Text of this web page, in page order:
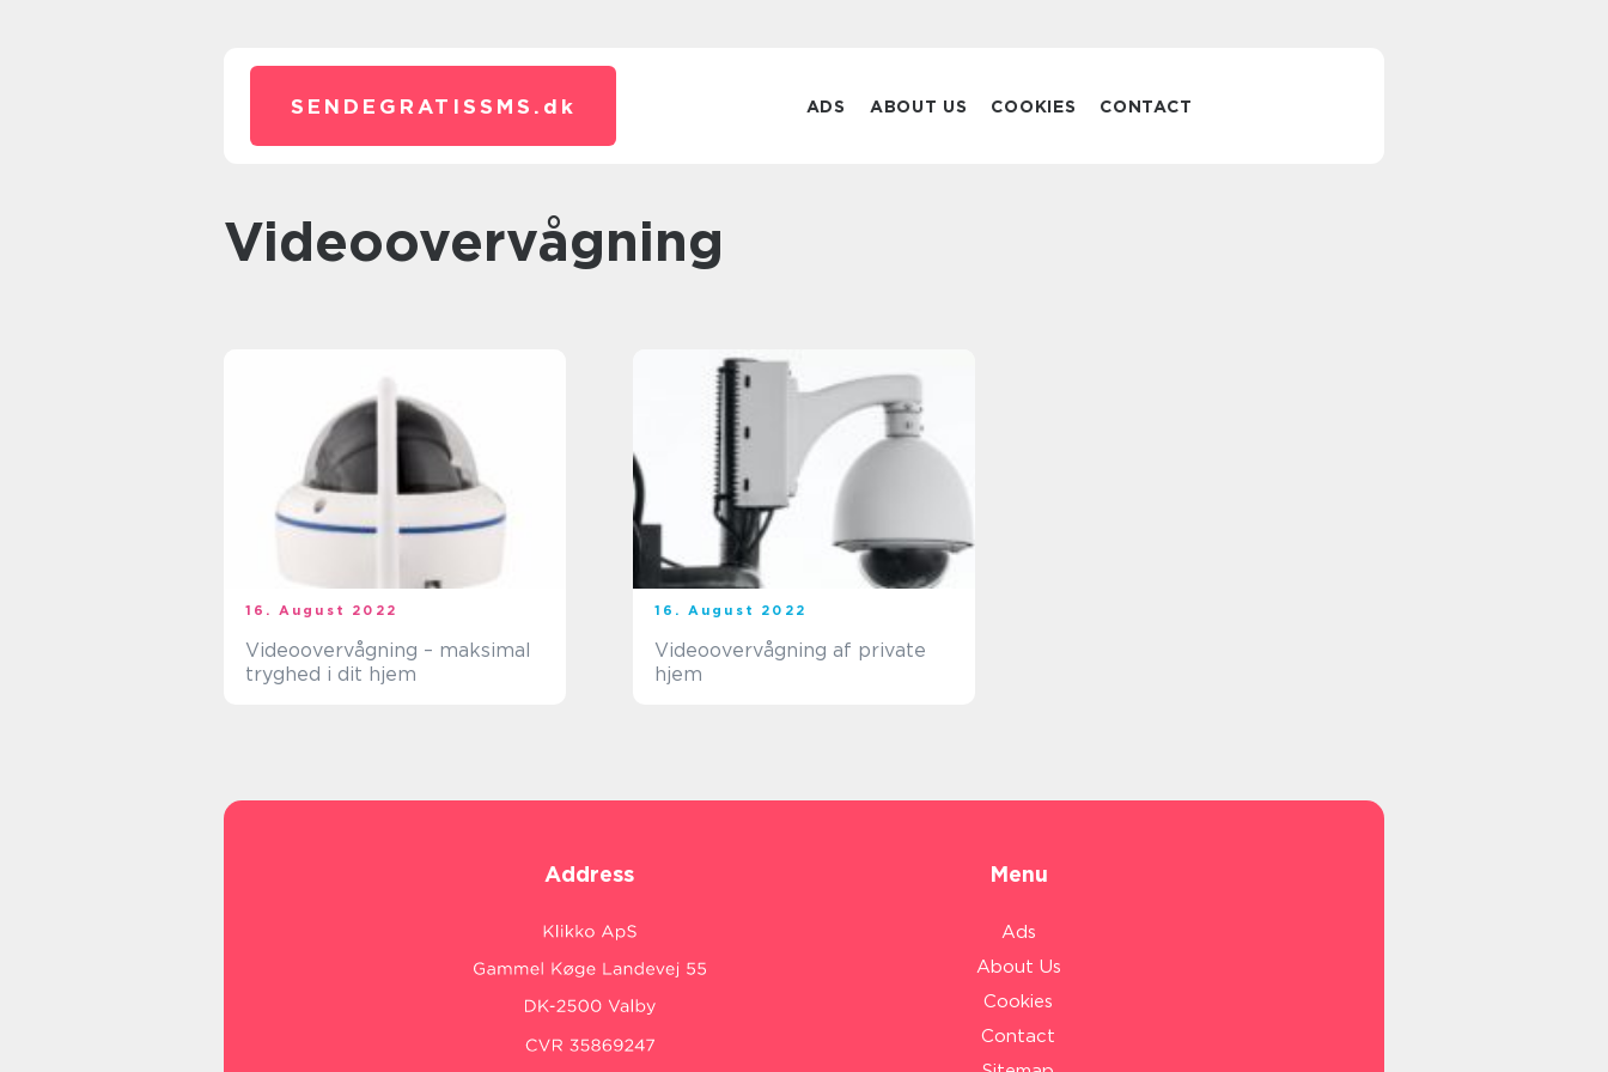
SENDEGRATISSMS. dk ADS ABOUT US COOKIES CONTACT
videoovervågning
16. August 2022
Videoovervågning – maksimal
tryghed i dit hjem
16. August 2022
Videoovervågning af private
hjem
Address Menu
Ads
About Us
Cookies
Contact